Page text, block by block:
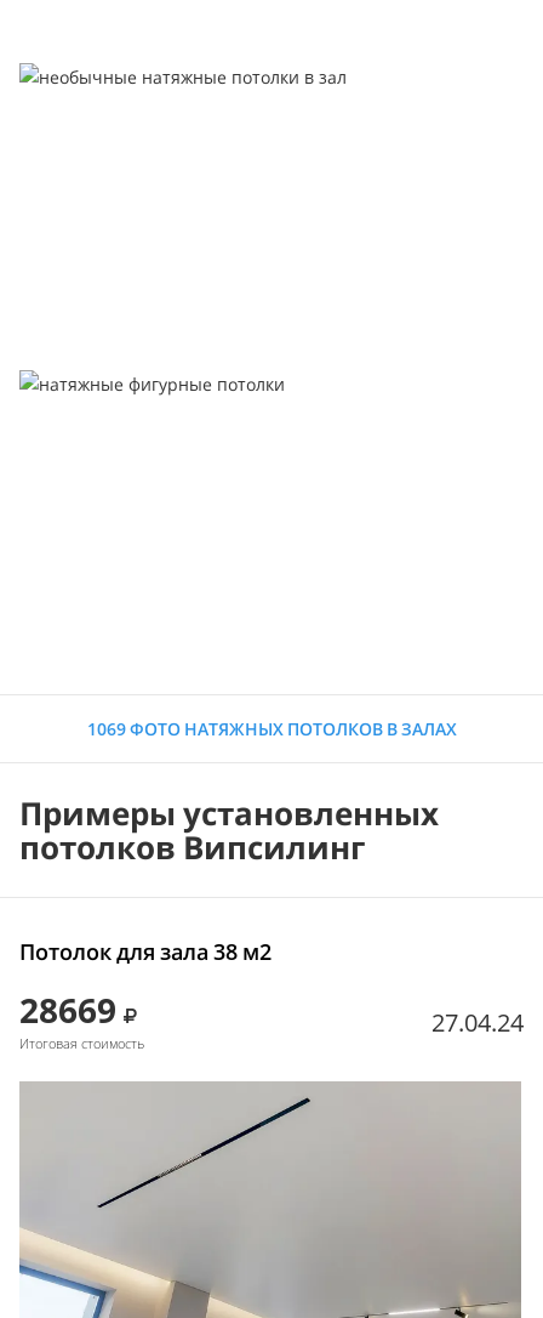
1069 ФОТО НАТЯЖНЫХ ПОТОЛКОВ В ЗАЛАХ
Примеры установленных
потолков Випсилинг
Потолок для зала 38 м2
28669
Итоговая стоимость
27.04.24